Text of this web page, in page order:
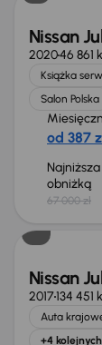
Nissan
202046 861
Książka
Salon Polska
od 387
obniżką
67 000 zł
Nissan
2017134 451
Auta
+4 kolejnych